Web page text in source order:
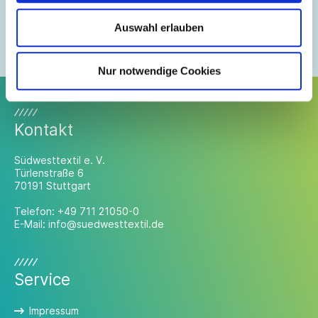
Auswahl erlauben
Nur notwendige Cookies
gerne weiter.
Mitglieder-Login anfordern
Mitglied werden
Kontakt
Südwesttextil e. V.
Türlenstraße 6
70191 Stuttgart
Telefon: +49 711 21050-0
E-Mail: info@suedwesttextil.de
Service
Impressum